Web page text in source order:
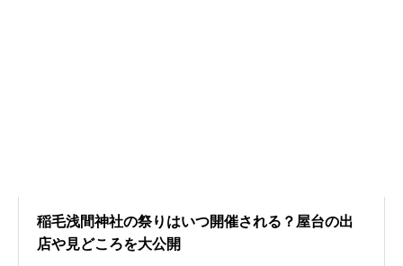
稲毛浅間神社の祭りはいつ開催される？屋台の出
店や見どころを大公開